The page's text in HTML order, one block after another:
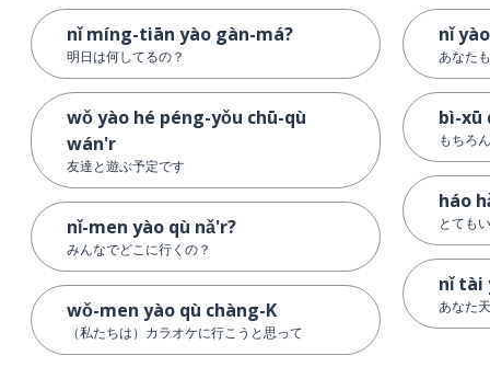
nǐ míng-tiān yào gàn-má?
明日は何してるの？
wǒ yào hé péng-yǒu chū-qù
wán'r
友達と遊ぶ予定です
nǐ-men yào qù nǎ'r?
みんなでどこに行くの？
wǒ-men yào qù chàng-K
（私たちは）カラオケに行こうと思って
nǐ
あなた
bì-xū
もちろ
háo
とても
nǐ tài
あなた